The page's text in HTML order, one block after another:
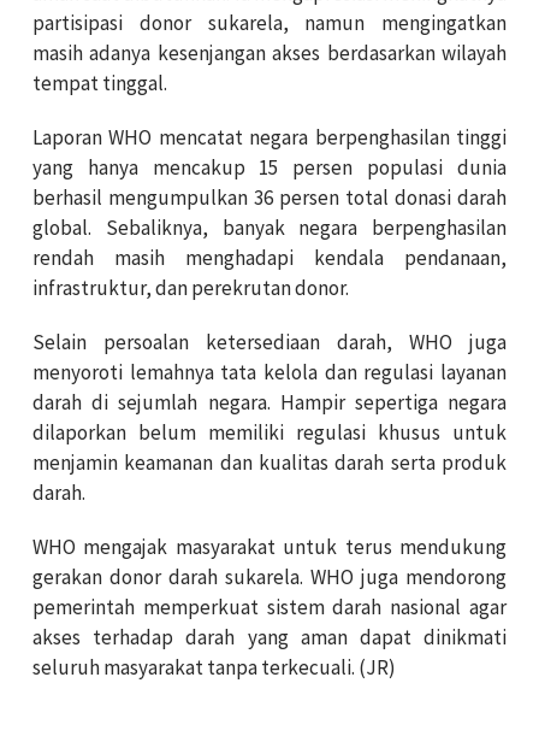
partisipasi donor sukarela, namun mengingatkan
masih adanya kesenjangan akses berdasarkan wilayah
tempat tinggal.
Laporan WHO mencatat negara berpenghasilan tinggi
yang hanya mencakup 15 persen populasi dunia
berhasil mengumpulkan 36 persen total donasi darah
global. Sebaliknya, banyak negara berpenghasilan
rendah masih menghadapi kendala pendanaan,
infrastruktur, dan perekrutan donor.
Selain persoalan ketersediaan darah, WHO juga
menyoroti lemahnya tata kelola dan regulasi layanan
darah di sejumlah negara. Hampir sepertiga negara
dilaporkan belum memiliki regulasi khusus untuk
menjamin keamanan dan kualitas darah serta produk
darah.
WHO mengajak masyarakat untuk terus mendukung
gerakan donor darah sukarela. WHO juga mendorong
pemerintah memperkuat sistem darah nasional agar
akses terhadap darah yang aman dapat dinikmati
seluruh masyarakat tanpa terkecuali. (JR)